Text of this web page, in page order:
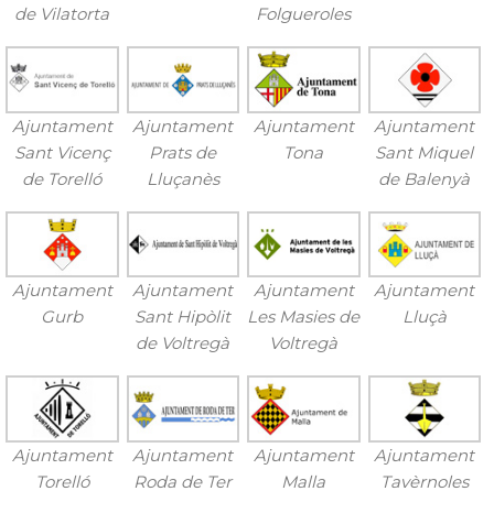
de Vilatorta
Folgueroles
Ajuntament
Sant Vicenç
de Torelló
Ajuntament
Prats de
Lluçanès
Ajuntament
Tona
Ajuntament
Sant Miquel
de Balenyà
Ajuntament
Gurb
Ajuntament
Sant Hipòlit
de Voltregà
Ajuntament
Les Masies de
Voltregà
Ajuntament
Lluçà
Ajuntament
Torelló
Ajuntament
Roda de Ter
Ajuntament
Malla
Ajuntament
Tavèrnoles